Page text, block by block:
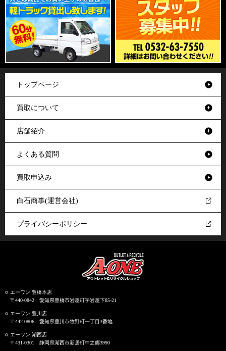
トップページ
買取について
店舗紹介
よくある質問
買取申込み
白石商事(運営会社)
プライバシーポリシー
エーワン 豊橋本店
〒440-0842 愛知県豊橋市岩屋町字岩屋下85-21
エーワン 豊川店
〒442-0806 愛知県豊川市牧野町一丁目3番地
エーワン 湖西店
〒431-0301 静岡県湖西市新居町中之郷3990